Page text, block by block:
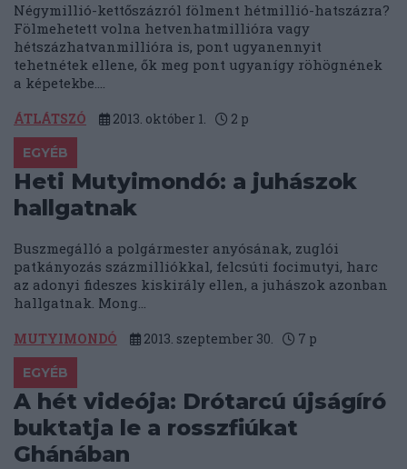
Négymillió-kettőszázról fölment hétmillió-hatszázra?
Fölmehetett volna hetvenhatmillióra vagy
hétszázhatvanmillióra is, pont ugyanennyit
tehetnétek ellene, ők meg pont ugyanígy röhögnének
a képetekbe....
ÁTLÁTSZÓ 2013. október 1. 2 p
EGYÉB
Heti Mutyimondó: a juhászok
hallgatnak
Buszmegálló a polgármester anyósának, zuglói
patkányozás százmilliókkal, felcsúti focimutyi, harc
az adonyi fideszes kiskirály ellen, a juhászok azonban
hallgatnak. Mong...
MUTYIMONDÓ 2013. szeptember 30. 7 p
EGYÉB
A hét videója: Drótarcú újságíró
buktatja le a rosszfiúkat
Ghánában